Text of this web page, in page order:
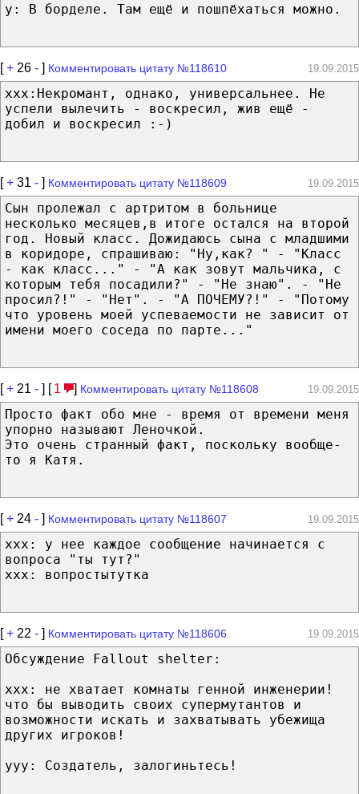
у: В борделе. Там ещё и пошпёхаться можно.
[+ 26 - ] Комментировать цитату №118610 19.09.2015
ххх:Некромант, однако, универсальнее. Не
успели вылечить - воскресил, жив ещё -
добил и воскресил :-)
[+ 31 - ] Комментировать цитату №118609 19.09.2015
Сын пролежал с артритом в больнице
несколько месяцев,в итоге остался на второй
год. Новый класс. Дожидаюсь сына с младшими
в коридоре, спрашиваю: "Ну,как? " - "Класс
- как класс..." - "А как зовут мальчика, с
которым тебя посадили?" - "Не знаю". - "Не
просил?!" - "Нет". - "А ПОЧЕМУ?!" - "Потому
что уровень моей успеваемости не зависит от
имени моего соседа по парте..."
[+ 21 - ] [ 1 ] Комментировать цитату №118608 19.09.2015
Просто факт обо мне - время от времени меня
упорно называют Леночкой.
Это очень странный факт, поскольку вообще-
то я Катя.
[+ 24 - ] Комментировать цитату №118607 19.09.2015
xxx: у нее каждое сообщение начинается с
вопроса "ты тут?"
xxx: вопростытутка
[+ 22 - ] Комментировать цитату №118606 19.09.2015
Обсуждение Fallout shelter:
ххх: не хватает комнаты генной инженерии!
что бы выводить своих супермутантов и
возможности искать и захватывать убежища
других игроков!
ууу: Создатель, залогиньтесь!